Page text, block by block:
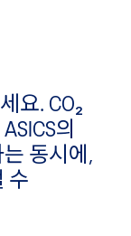
요. CO₂
의
동시에,
수